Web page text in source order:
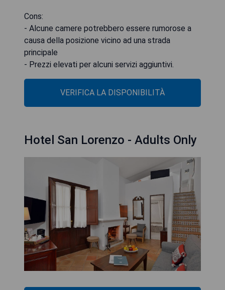
Cons:
- Alcune camere potrebbero essere rumorose a
causa della posizione vicino ad una strada
principale
- Prezzi elevati per alcuni servizi aggiuntivi.
VERIFICA LA DISPONIBILITÀ
Hotel San Lorenzo - Adults Only